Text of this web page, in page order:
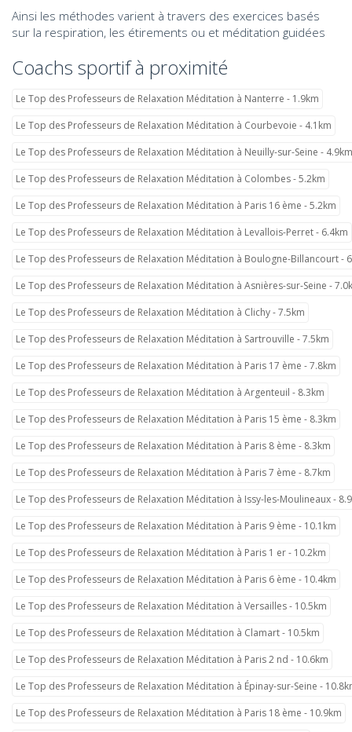
Ainsi les méthodes varient à travers des exercices basés
sur la respiration, les étirements ou et méditation guidées
Coachs sportif à proximité
Le Top des Professeurs de Relaxation Méditation à Nanterre - 1.9km
Le Top des Professeurs de Relaxation Méditation à Courbevoie - 4.1km
Le Top des Professeurs de Relaxation Méditation à Neuilly-sur-Seine - 4.9km
Le Top des Professeurs de Relaxation Méditation à Colombes - 5.2km
Le Top des Professeurs de Relaxation Méditation à Paris 16 ème - 5.2km
Le Top des Professeurs de Relaxation Méditation à Levallois-Perret - 6.4km
Le Top des Professeurs de Relaxation Méditation à Boulogne-Billancourt -
Le Top des Professeurs de Relaxation Méditation à Asnières-sur-Seine -
Le Top des Professeurs de Relaxation Méditation à Clichy - 7.5km
Le Top des Professeurs de Relaxation Méditation à Sartrouville - 7.5km
Le Top des Professeurs de Relaxation Méditation à Paris 17 ème - 7.8km
Le Top des Professeurs de Relaxation Méditation à Argenteuil - 8.3km
Le Top des Professeurs de Relaxation Méditation à Paris 15 ème - 8.3km
Le Top des Professeurs de Relaxation Méditation à Paris 8 ème - 8.3km
Le Top des Professeurs de Relaxation Méditation à Paris 7 ème - 8.7km
Le Top des Professeurs de Relaxation Méditation à Issy-les-Moulineaux -
Le Top des Professeurs de Relaxation Méditation à Paris 9 ème - 10.1km
Le Top des Professeurs de Relaxation Méditation à Paris 1 er - 10.2km
Le Top des Professeurs de Relaxation Méditation à Paris 6 ème - 10.4km
Le Top des Professeurs de Relaxation Méditation à Versailles - 10.5km
Le Top des Professeurs de Relaxation Méditation à Clamart - 10.5km
Le Top des Professeurs de Relaxation Méditation à Paris 2 nd - 10.6km
Le Top des Professeurs de Relaxation Méditation à Épinay-sur-Seine -
Le Top des Professeurs de Relaxation Méditation à Paris 18 ème - 10.9km